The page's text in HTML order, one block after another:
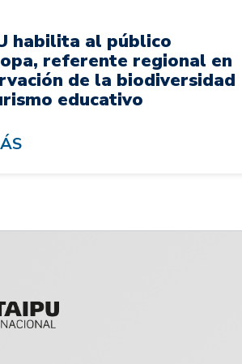
habilita al público
referente regional en
de la biodiversidad
educativo